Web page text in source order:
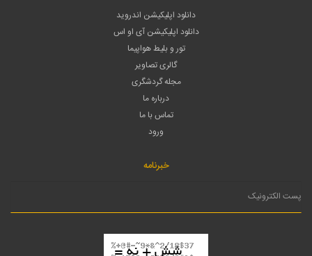
دانلود اپلیکیشن اندروید
دانلود اپلیکیشن آی او اس
تور و بلیط هواپیما
گالری تصاویر
مجله گردشگری
درباره ما
تماس با ما
ورود
خبرنامه